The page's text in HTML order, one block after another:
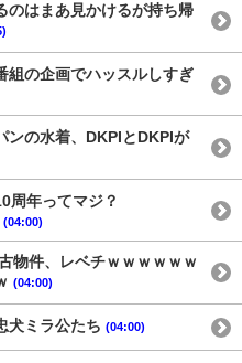
のはまあ見かけるが持ち帰
組の企画でハッスルしすぎ
ンの水着、DKPIとDKPIが
周年ってマジ？
(04:00)
物件、レベチｗｗｗｗｗｗ
(04:00)
犬ミラ公たち (04:00)